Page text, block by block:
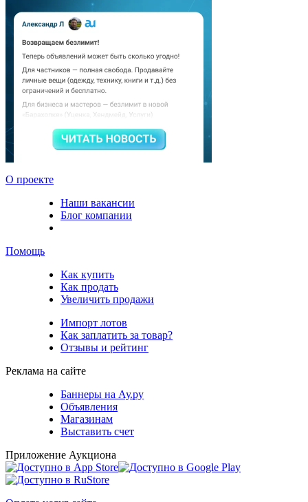
О проекте
Наши вакансии
Блог компании
Помощь
Как купить
Как продать
Увеличить продажи
Импорт лотов
Как заплатить за товар?
Отзывы и рейтинг
Реклама на сайте
Баннеры на Ау.ру
Объявления
Магазинам
Выставить счет
Приложение Аукциона